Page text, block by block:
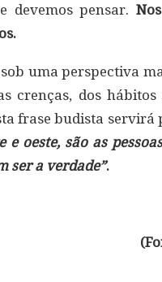
devemos pensar.
uma perspectiva
crenças, dos
frase budista servirá
oeste, são as
ser a verdade”.